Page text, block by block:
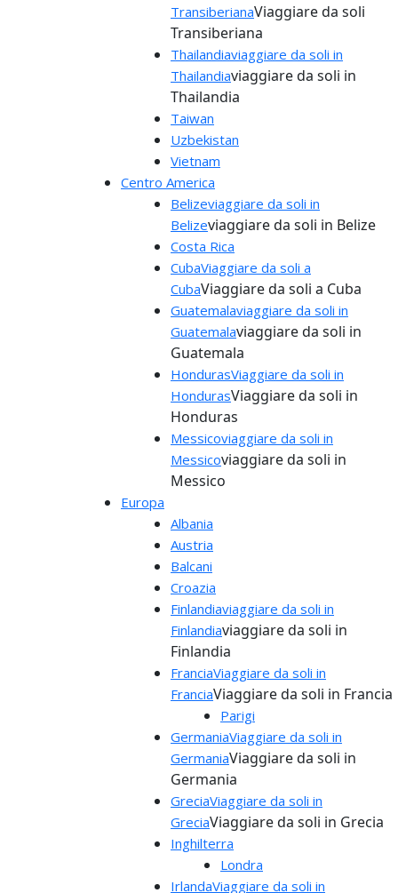
TransiberianaViaggiare da soli
Transiberiana
Thailandiaviaggiare da soli in
Thailandiaviaggiare da soli in
Thailandia
Taiwan
Uzbekistan
Vietnam
Centro America
Belizeviaggiare da soli in
Belizeviaggiare da soli in Belize
Costa Rica
CubaViaggiare da soli a
CubaViaggiare da soli a Cuba
Guatemalaviaggiare da soli in
Guatemalaviaggiare da soli in
Guatemala
HondurasViaggiare da soli in
HondurasViaggiare da soli in
Honduras
Messicoviaggiare da soli in
Messicoviaggiare da soli in
Messico
Europa
Albania
Austria
Balcani
Croazia
Finlandiaviaggiare da soli in
Finlandiaviaggiare da soli in
Finlandia
FranciaViaggiare da soli in
FranciaViaggiare da soli in Francia
Parigi
GermaniaViaggiare da soli in
GermaniaViaggiare da soli in
Germania
GreciaViaggiare da soli in
GreciaViaggiare da soli in Grecia
Inghilterra
Londra
IrlandaViaggiare da soli in